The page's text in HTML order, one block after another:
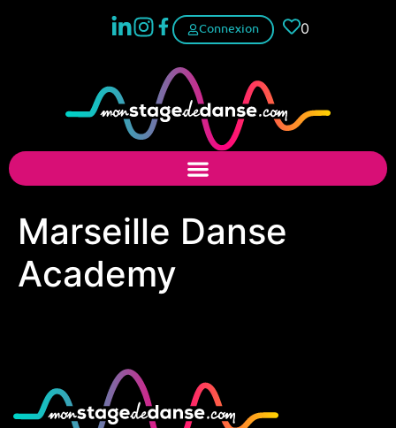
Connexion 0
Marseille Danse
Academy